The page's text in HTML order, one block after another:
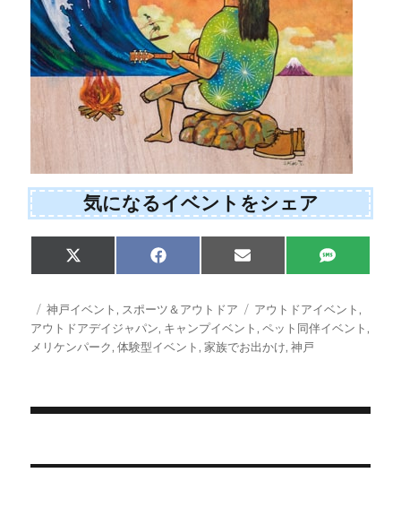
気になるイベントをシェア
Share
on
X
(
w
t
t
Share
on
F
a
e
o
o
Share
on
E
m
Share
on
S
M
投
稿
日:
カ
テ
ゴ
神戸イベント , スポーツ＆アウトドア
タ
グ
アウトドアイベント ,
アウトドアデイジャパン, キャンプイベント ,ペット同伴イベント ,
メリケンパーク,体験型イベント ,家族でお出かけ,神戸
稿